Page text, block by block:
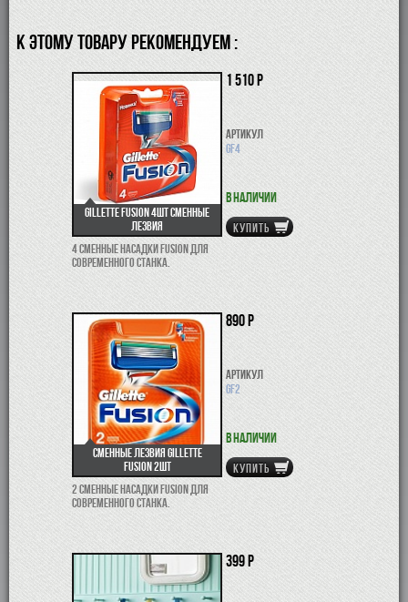
К ЭТОМУ ТОВАРУ РЕКОМЕНДУЕМ :
Gillette Fusion 4шт сменные
лезвия
4 сменные насадки Fusion для
современного станка.
1 510 р
Артикул
GF4
В наличии
КУПИТЬ
Сменные лезвия Gillette
Fusion 2шт
2 сменные насадки Fusion для
современного станка.
890 р
Артикул
GF2
В наличии
КУПИТЬ
399 р